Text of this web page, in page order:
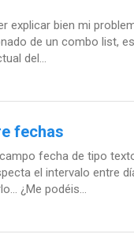
explicar bien mi
de un combo list,
del...
fechas
fecha de tipo
el intervalo entre
¿Me podéis...